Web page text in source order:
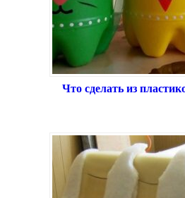
Что сделать из